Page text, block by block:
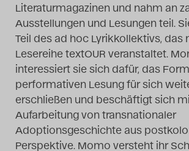
Das
2016
Das
2017
Das
2018
Literaturmagazinen und nahm an
Ausstellungen und Lesungen teil.
Teil des ad hoc Lyrikkollektivs,
Lesereihe textOUR veranstaltet.
interessiert sie sich dafür, das
performativen Lesung für sich
erschließen und beschäftigt sich
Aufarbeitung von transnationaler
Adoptionsgeschichte aus
Perspektive. Momo versteht ihr